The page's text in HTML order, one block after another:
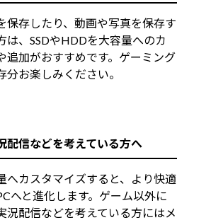
保存したり、動画や写真を保存す
は、SSDやHDDを大容量へのカ
追加がおすすめです。ゲーミング
分お楽しみください。
配信などを考えている方へ
へカスタマイズすると、より快適
へと進化します。ゲーム以外に
況配信などを考えている方にはメ